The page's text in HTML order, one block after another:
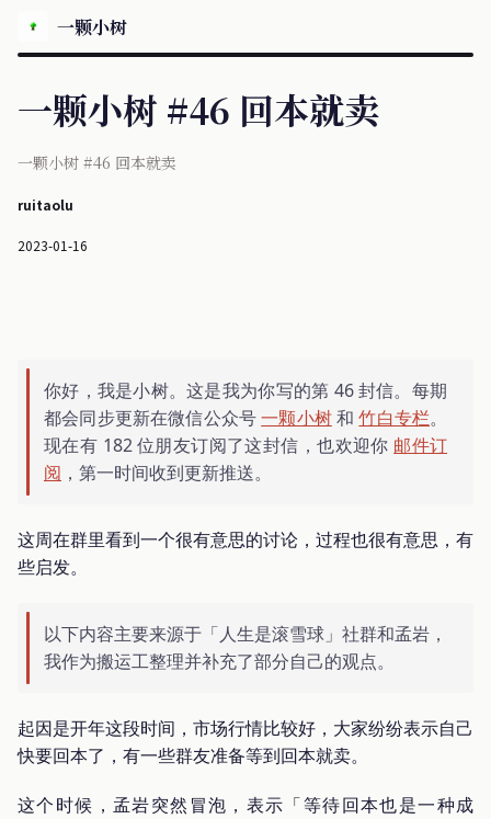
一颗小树
一颗小树 #46 回本就卖
一颗小树 #46 回本就卖
ruitaolu
2023-01-16
你好，我是小树。这是我为你写的第 46 封信。每期
都会同步更新在微信公众号一颗小树和竹白专栏。
现在有 182 位朋友订阅了这封信，也欢迎你 邮件订
阅 ，第一时间收到更新推送。
这周在群里看到一个很有意思的讨论，过程也很有意思，有
些启发。
以下内容主要来源于「人生是滚雪球」社群和孟岩，
我作为搬运工整理并补充了部分自己的观点。
起因是开年这段时间，市场行情比较好，大家纷纷表示自己
快要回本了，有一些群友准备等到回本就卖。
这个时候，孟岩突然冒泡，表示「等待回本也是一种成